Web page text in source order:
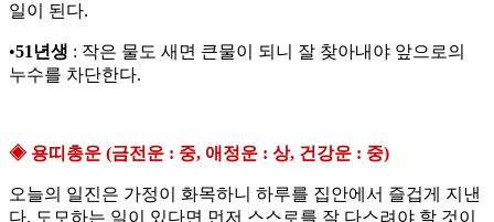
일이 된다.
•51년생 : 작은 물도 새면 큰물이 되니 잘 찾아내야 앞으로의
누수를 차단한다.
◈ 용띠총운 (금전운 : 중, 애정운 : 상, 건강운 : 중)
오늘의 일진은 가정이 화목하니 하루를 집안에서 즐겁게 지낸
다. 도모하는 일이 있다면 먼저 스스로를 잘 다스려야 할 것이